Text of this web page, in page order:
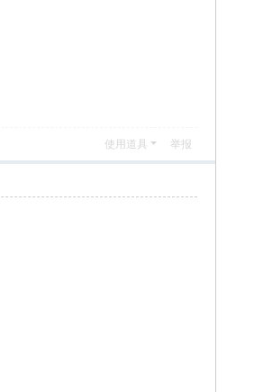
使用道具 举报